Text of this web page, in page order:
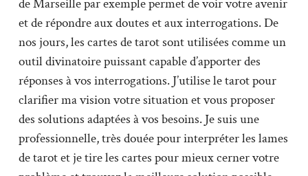
de Marseille par exemple permet de voir votre avenir
et de répondre aux doutes et aux interrogations. De
nos jours, les cartes de tarot sont utilisées comme un
outil divinatoire puissant capable d’apporter des
réponses à vos interrogations. J’utilise le tarot pour
clarifier ma vision votre situation et vous proposer
des solutions adaptées à vos besoins. Je suis une
professionnelle, très douée pour interpréter les lames
de tarot et je tire les cartes pour mieux cerner votre